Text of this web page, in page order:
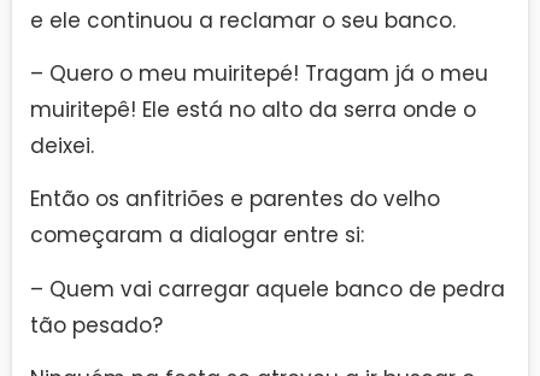
e ele continuou a reclamar o seu banco.
– Quero o meu muiritepé! Tragam já o meu
muiritepê! Ele está no alto da serra onde o
deixei.
Então os anfitriões e parentes do velho
começaram a dialogar entre si:
– Quem vai carregar aquele banco de pedra
tão pesado?